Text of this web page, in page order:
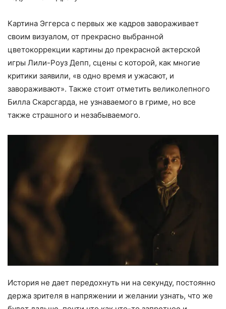
Картина Эггерса с первых же кадров завораживает
своим визуалом, от прекрасно выбранной
цветокоррекции картины до прекрасной актерской
игры Лили-Роуз Депп, сцены с которой, как многие
критики заявили, «в одно время и ужасают, и
завораживают». Также стоит отметить великолепного
Билла Скарсгарда, не узнаваемого в гриме, но все
также страшного и незабываемого.
История не дает передохнуть ни на секунду, постоянно
держа зрителя в напряжении и желании узнать, что же